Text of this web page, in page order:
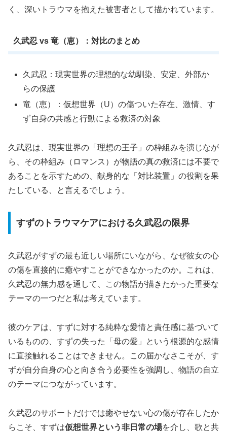
く、深いトラウマを抱えた被害者として描かれています。
久武忍 vs 竜（恵）：対比のまとめ
久武忍：現実世界の理想的な幼馴染、安定、外部か
らの保護
竜（恵）：仮想世界（U）の傷ついた存在、激情、す
ず自身の共感と行動による救済の対象
久武忍は、現実世界の「理想の王子」の枠組みを演じなが
ら、その枠組み（ロマンス）が物語の真の救済には不要で
あることを示すための、献身的な 「対比装置」 の役割を果
たしている、と言えるでしょう。
すずのトラウマケアにおける久武忍の限界
久武忍がすずの最も近しい場所にいながら、なぜ彼女の心
の傷を直接的に癒やすことができなかったのか。これは、
久武忍の無力感を通して、この物語が描きたかった重要な
テーマの一つだと私は考えています。
彼のケアは、すずに対する純粋な愛情と責任感に基づいて
いるものの、すずの失った「母の愛」という根源的な感情
に直接触れることはできません。この届かなさこそが、す
ずが自分自身の心と向き合う必要性を強調し、物語の自立
のテーマにつながっています。
久武忍のサポートだけでは癒やせない心の傷が存在したか
らこそ、すずは仮想世界という非日常の場を介し、歌と共